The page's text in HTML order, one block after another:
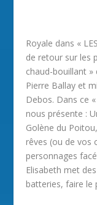
Royale dans «
de retour sur les
chaud-bouillant
Pierre Ballay et
Debos. Dans ce
nous présente :
Golène du
rêves (ou de vos
personnages
Elisabeth met
batteries, faire le